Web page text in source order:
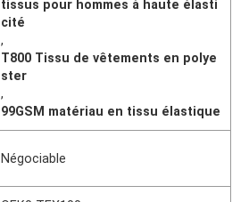
tissus pour hommes à haute élasti
cité
,
T800 Tissu de vêtements en polye
ster
,
99GSM matériau en tissu élastique
Négociable